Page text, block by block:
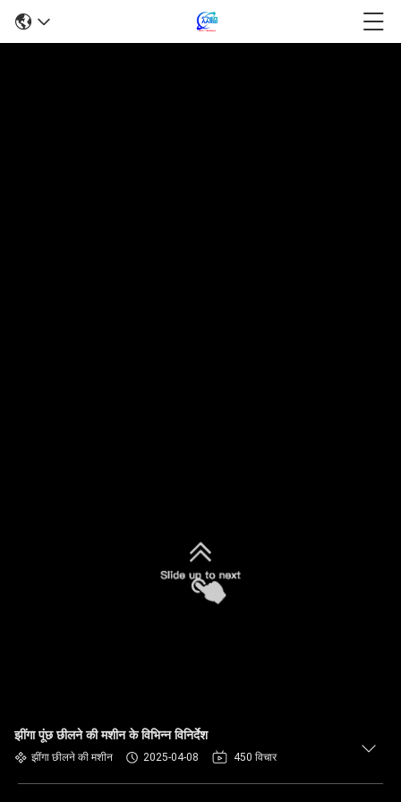
झींगा पूंछ छीलने की मशीन के विभिन्न विनिर्देश
झींगा छीलने की मशीन 2025-04-08 450 विचार